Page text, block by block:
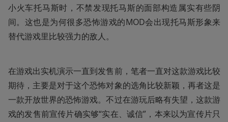
小火车托马斯时，不禁发现托马斯的面部构造属实有些阴
间。这也是为何很多恐怖游戏的MOD会出现托马斯形象来
替代游戏里比较强力的敌人。
在游戏出实机演示一直到发售前，笔者一直对这款游戏比较
期待，主要是对于这个恐怖对象的选角比较新颖，再者这是
一款开放世界的恐怖游戏。不过在游玩后略有失望，这款游
戏的发售前宣传片确实够“实在、诚信”，本来以为宣传片只